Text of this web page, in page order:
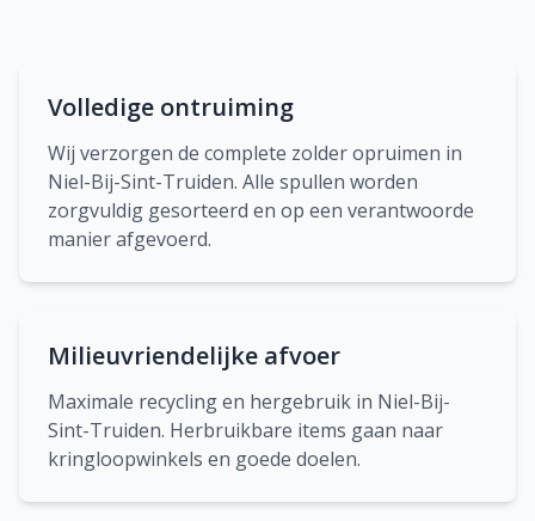
Volledige ontruiming
Wij verzorgen de complete zolder opruimen in
Niel-Bij-Sint-Truiden. Alle spullen worden
zorgvuldig gesorteerd en op een verantwoorde
manier afgevoerd.
Milieuvriendelijke afvoer
Maximale recycling en hergebruik in Niel-Bij-
Sint-Truiden. Herbruikbare items gaan naar
kringloopwinkels en goede doelen.